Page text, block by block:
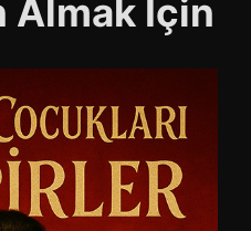
Almak İçin